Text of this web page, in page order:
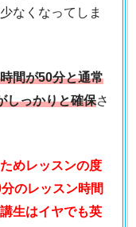
なくなってしま
間が50分と通常
しっかりと確保さ
めレッスンの度
のレッスン時間
生はイヤでも英